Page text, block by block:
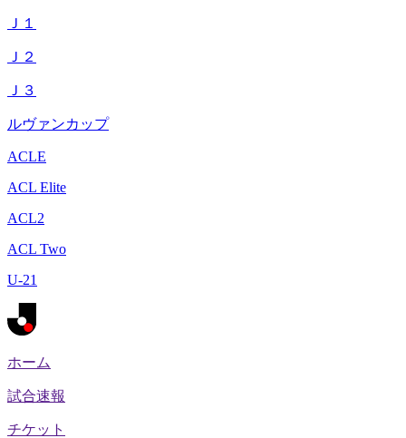
Ｊ１
Ｊ２
Ｊ３
ルヴァンカップ
ACLE
ACL Elite
ACL2
ACL Two
U-21
ホーム
試合速報
チケット